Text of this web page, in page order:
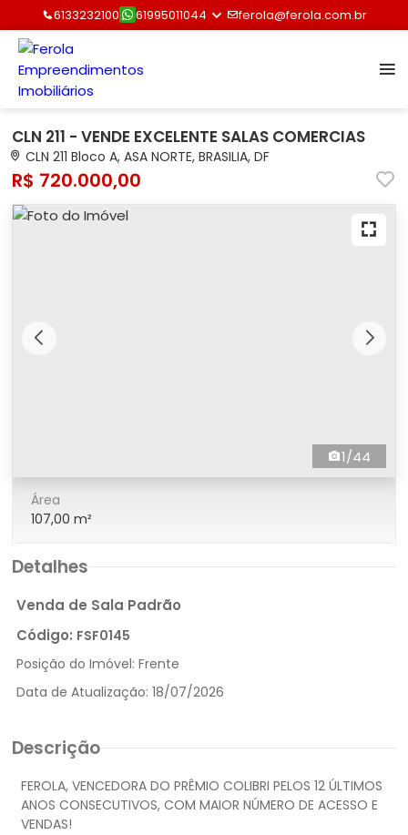
6133232100 61995011044 ferola@ferola.com.br
CLN 211 - VENDE EXCELENTE SALAS COMERCIAS
CLN 211 Bloco A, ASA NORTE, BRASILIA, DF
R$ 720.000,00
1/44
Área
107,00 m²
Detalhes
Venda de Sala Padrão
Código: FSF0145
Posição do Imóvel: Frente
Data de Atualização: 18/07/2026
Descrição
FEROLA, VENCEDORA DO PRÊMIO COLIBRI PELOS 12 ÚLTIMOS
ANOS CONSECUTIVOS, COM MAIOR NÚMERO DE ACESSO E
VENDAS!